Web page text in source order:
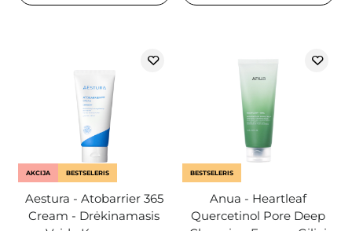
AKCIJA BESTSELERIS
Aestura - Atobarrier 365
Cream - Drėkinamasis
BESTSELERIS
Anua - Heartleaf
Quercetinol Pore Deep